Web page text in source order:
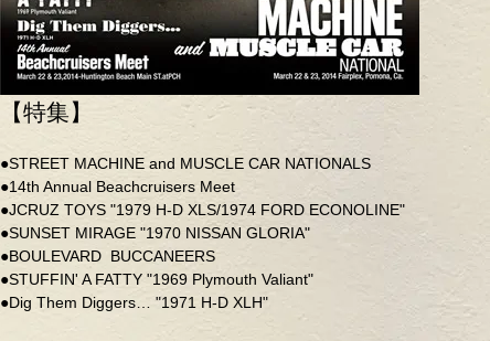
【特集】
●STREET MACHINE and MUSCLE CAR NATIONALS
●14th Annual Beachcruisers Meet
●JCRUZ TOYS "1979 H-D XLS/1974 FORD ECONOLINE"
●SUNSET MIRAGE "1970 NISSAN GLORIA"
●BOULEVARD BUCCANEERS
●STUFFIN' A FATTY "1969 Plymouth Valiant"
●Dig Them Diggers… "1971 H-D XLH"